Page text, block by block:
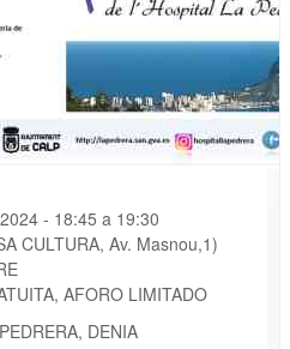
- 18:45 a 19:30
CULTURA, Av. Masnou,1)
AFORO LIMITADO
DENIA